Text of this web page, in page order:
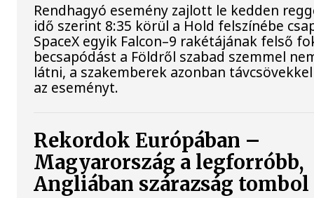
Rendhagyó esemény zajlott le kedden
idő szerint 8:35 körül a Hold felszínébe
SpaceX egyik Falcon–9 rakétájának felső
becsapódást a Földről szabad szemmel
látni, a szakemberek azonban
az eseményt.
Rekordok Európában –
Magyarország a legforróbb,
Angliában szárazság tombol